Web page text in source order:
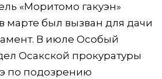
«Моритомо гакуэн»
марте был вызван для дачи
В июле Особый
Осакской прокуратуры
по подозрению